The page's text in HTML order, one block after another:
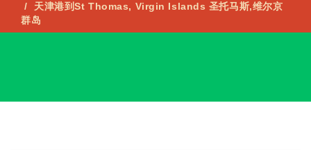
天津港到St Thomas, Virgin Islands 圣托马斯,维尔京
群岛